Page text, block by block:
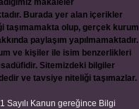
makaleler
Burada yer alan içerikler
taşımamakta olup, gerçek kurum
paylaşım yapılmamaktadır.
ve kişiler ile isim benzerlikleri
Sitemizdeki bilgiler
ve tavsiye niteliği taşımazlar.
Sayılı Kanun gereğince Bilgi